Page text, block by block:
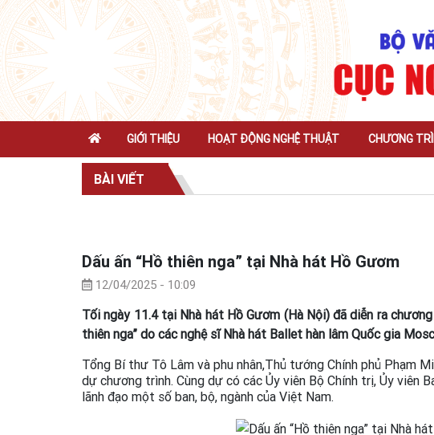
GIỚI THIỆU HOẠT ĐỘNG NGHỆ THUẬT CHƯƠNG
BÀI VIẾT
Dấu ấn “Hồ thiên nga” tại Nhà hát Hồ Gươm
12/04/2025 - 10:09
Tối ngày 11.4 tại Nhà hát Hồ Gươm (Hà Nội) đã diễn ra
thiên nga” do các nghệ sĩ Nhà hát Ballet hàn lâm Quốc gia
Tổng Bí thư Tô Lâm và phu nhân,Thủ tướng Chính phủ Phạm
dự chương trình. Cùng dự có các Ủy viên Bộ Chính trị, Ủy viên
lãnh đạo một số ban, bộ, ngành của Việt Nam.